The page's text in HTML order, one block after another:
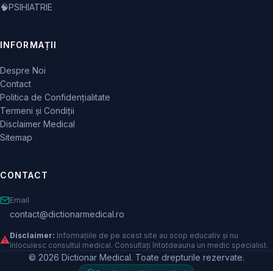
🧠PSIHIATRIE
INFORMAȚII
Despre Noi
Contact
Politica de Confidențialitate
Termeni și Condiții
Disclaimer Medical
Sitemap
CONTACT
Email
contact@dictionarmedical.ro
⚠️Disclaimer: Informațiile de pe acest site au scop educativ și nu
înlocuiesc consultul medical. Consultați întotdeauna un medic specialist.
© 2026 Dictionar Medical. Toate drepturile rezervate.